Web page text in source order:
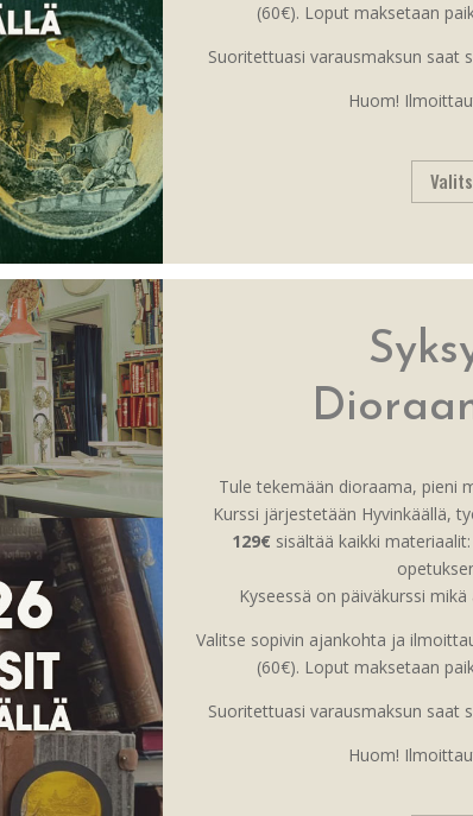
(60€). Loput maksetaan
Suoritettuasi varausmaksun saat
Huom!
Tule tekemään dioraama, pieni
Kurssi järjestetään Hyvinkäällä,
129€ sisältää kaikki
Kyseessä on päiväkurssi
Valitse sopivin ajankohta ja
(60€). Loput maksetaan
Suoritettuasi varausmaksun saat
Huom!